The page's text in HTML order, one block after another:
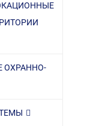
ОХРАННО-